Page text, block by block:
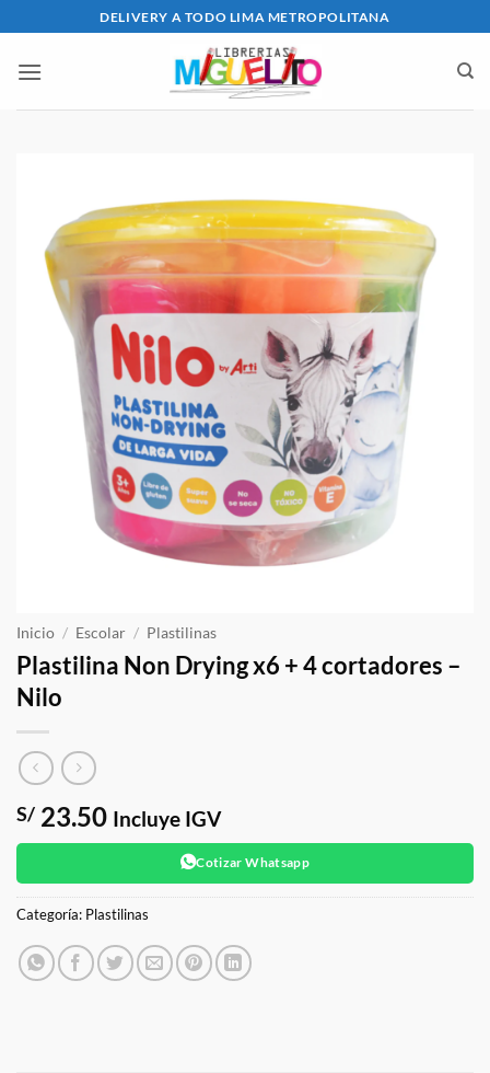
al
contenido
DELIVERY A TODO LIMA METROPOLITANA
Inicio / Escolar / Plastilinas
Plastilina Non Drying x6 + 4 cortadores –
Nilo
S/ 23.50 Incluye IGV
Cotizar Whatsapp
Categoría: Plastilinas